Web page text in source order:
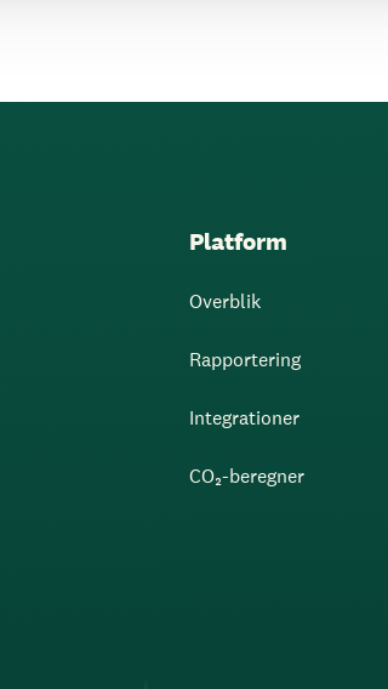
Platform
Overblik
Rapportering
Integrationer
CO₂-beregner